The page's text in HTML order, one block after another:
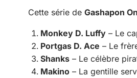
Cette série de Gashapon
Monkey D. Luffy – Le
Portgas D. Ace – Le
Shanks – Le célèbre
Makino – La gentille